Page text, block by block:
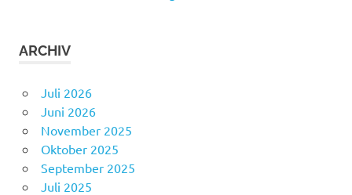
ARCHIV
Juli 2026
Juni 2026
November 2025
Oktober 2025
September 2025
Juli 2025